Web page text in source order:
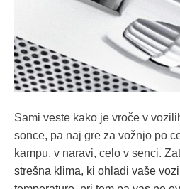
Sami veste kako je vroče v
sonce, pa naj gre za vožnjo po
kampu, v naravi, celo v senci.
strešna klima, ki ohladi vaše